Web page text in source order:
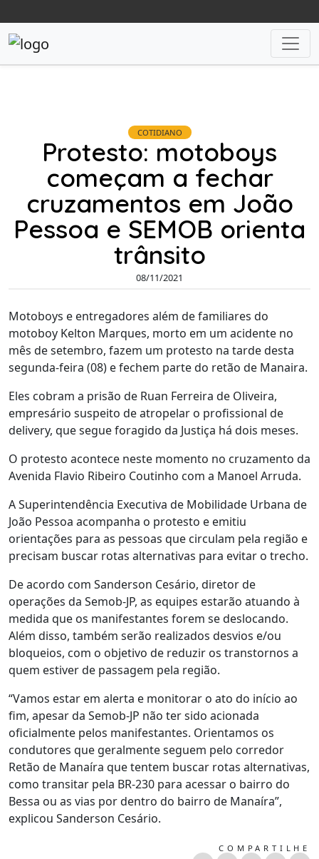
COTIDIANO
Protesto: motoboys
começam a fechar
cruzamentos em João
Pessoa e SEMOB orienta
trânsito
08/11/2021
Motoboys e entregadores além de familiares do
motoboy Kelton Marques, morto em um acidente no
mês de setembro, fazem um protesto na tarde desta
segunda-feira (08) e fechem parte do retão de Manaira.
Eles cobram a prisão de Ruan Ferreira de Oliveira,
empresário suspeito de atropelar o profissional de
delivery, que segue foragido da Justiça há dois meses.
O protesto acontece neste momento no cruzamento da
Avenida Flavio Ribeiro Coutinho com a Manoel Arruda.
A Superintendência Executiva de Mobilidade Urbana de
João Pessoa acompanha o protesto e emitiu
orientações para as pessoas que circulam pela região e
precisam buscar rotas alternativas para evitar o trecho.
De acordo com Sanderson Cesário, diretor de
operações da Semob-JP, as equipes estarão atuando à
medida que os manifestantes forem se deslocando.
Além disso, também serão realizados desvios e/ou
bloqueios, com o objetivo de reduzir os transtornos a
quem estiver de passagem pela região.
“Vamos estar em alerta e monitorar o ato do início ao
fim, apesar da Semob-JP não ter sido acionada
oficialmente pelos manifestantes. Orientamos os
condutores que geralmente seguem pelo corredor
Retão de Manaíra que tentem buscar rotas alternativas,
como transitar pela BR-230 para acessar o bairro do
Bessa ou as vias por dentro do bairro de Manaíra”,
explicou Sanderson Cesário.
COMPARTILHE